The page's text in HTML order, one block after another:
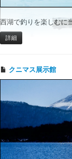
西湖で釣りを楽しむに
詳細
クニマス展示館